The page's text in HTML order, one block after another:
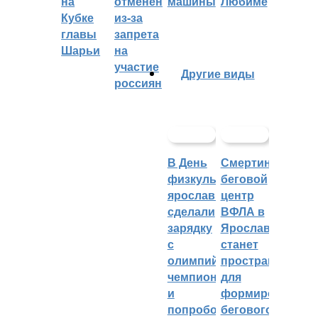
Кубке
главы
Шарьи
из-за
запрета
на
участие
россиян
Другие виды
В День
физкультурника
ярославцы
сделали
зарядку
с
олимпийским
чемпионом
и
попробовали
Смертин:
беговой
центр
ВФЛА в
Ярославле
станет
пространством
для
формирования
бегового